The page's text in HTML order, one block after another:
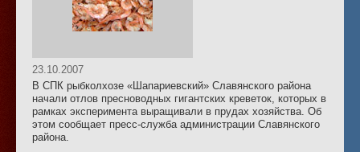
23.10.2007
В СПК рыбколхозе «Шапариевский» Славянского района
начали отлов пресноводных гигантских креветок, которых в
рамках эксперимента выращивали в прудах хозяйства. Об
этом сообщает пресс-служба администрации Славянского
района.